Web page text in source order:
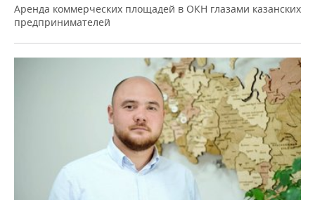
Аренда коммерческих площадей в ОКН глазами казанских
предпринимателей